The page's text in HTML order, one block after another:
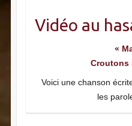
Vidéo au
«
Croutons
Voici une chanson
les